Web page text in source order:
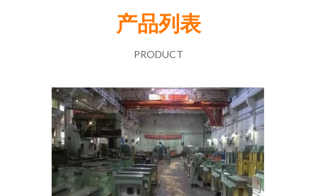
产品列表
PRODUCT